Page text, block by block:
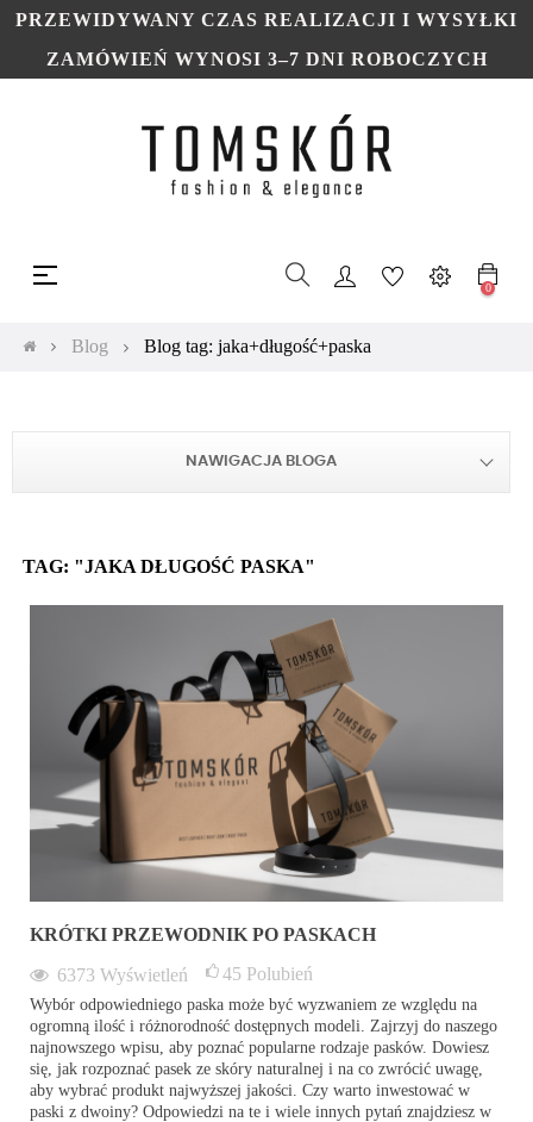
PRZEWIDYWANY CZAS REALIZACJI I WYSYŁKI
ZAMÓWIEŃ WYNOSI 3–7 DNI ROBOCZYCH
Toggle
navigation
☰
0
Blog Blog tag: jaka+długość+paska
NAWIGACJA BLOGA
TAG: "JAKA DŁUGOŚĆ PASKA"
KRÓTKI PRZEWODNIK PO PASKACH
6373 Wyświetleń 45 Polubień
Wybór odpowiedniego paska może być wyzwaniem ze względu na
ogromną ilość i różnorodność dostępnych modeli. Zajrzyj do naszego
najnowszego wpisu, aby poznać popularne rodzaje pasków. Dowiesz
się, jak rozpoznać pasek ze skóry naturalnej i na co zwrócić uwagę,
aby wybrać produkt najwyższej jakości. Czy warto inwestować w
paski z dwoiny? Odpowiedzi na te i wiele innych pytań znajdziesz w